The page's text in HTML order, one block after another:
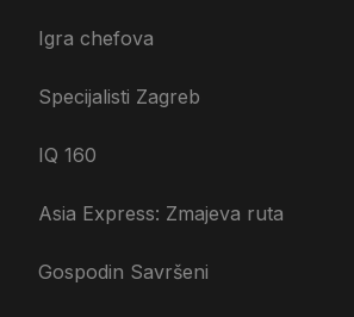
Igra chefova
Specijalisti Zagreb
IQ 160
Asia Express: Zmajeva ruta
Gospodin Savršeni